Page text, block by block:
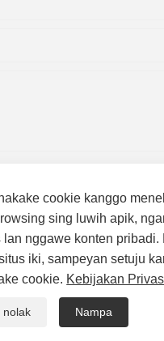
cookie kanggo
sing luwih apik,
lan nggawe konten pribadi.
iki, sampeyan setuju
cookie. Kebijakan
nolak
Nampa
Jointsen Trading
undhang.